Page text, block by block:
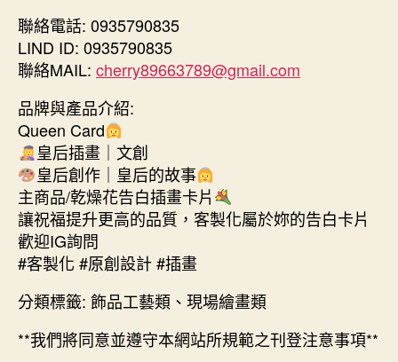
聯絡電話: 0935790835
LIND ID: 0935790835
聯絡MAIL: cherry89663789@gmail.com
品牌與產品介紹:
Queen Card
皇后插畫｜文創
皇后創作｜皇后的故事
主商品/乾燥花告白插畫卡片
讓祝福提升更高的品質，客製化屬於妳的告白卡片
歡迎IG詢問
#客製化 #原創設計 #插畫
分類標籤: 飾品工藝類、現場繪畫類
**我們將同意並遵守本網站所規範之刊登注意事項**